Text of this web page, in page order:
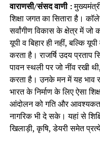
वाराणसी/संसद वाणी :
शिक्षा जगत का सितारा है।
सर्वांगीण विकास के क्षेत्र में जो
यूपी व बिहार ही नहीं, बल्कि
करता है। राजर्षि उदय प्रताप
पावन स्थली पर जो नींव रखी
करता है। उनके मन में यह भाव
भारत के निर्माण के लिए ऐसा
आंदोलन को गति और
नागरिक भी दे सके। यहां से
खिलाड़ी, कृषि, डेयरी समेत